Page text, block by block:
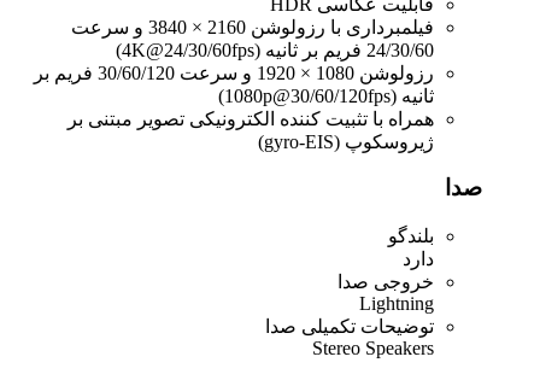
فیلمبرداری با رزولوشن 2160 × 3840 و سرعت
24/30/60 فریم بر ثانیه (4K@24/30/60fps)
رزولوشن 1080 × 1920 و سرعت 30/60/120 فریم بر
ثانیه (1080p@30/60/120fps)
همراه با تثبیت کننده الکترونیکی تصویر مبتنی بر
ژیروسکوپ (gyro-EIS)
صدا
بلندگو
دارد
خروجی صدا
Lightning
توضیحات تکمیلی صدا
Stereo Speakers